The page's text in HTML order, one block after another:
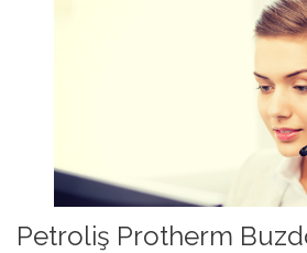
Petroliş Protherm